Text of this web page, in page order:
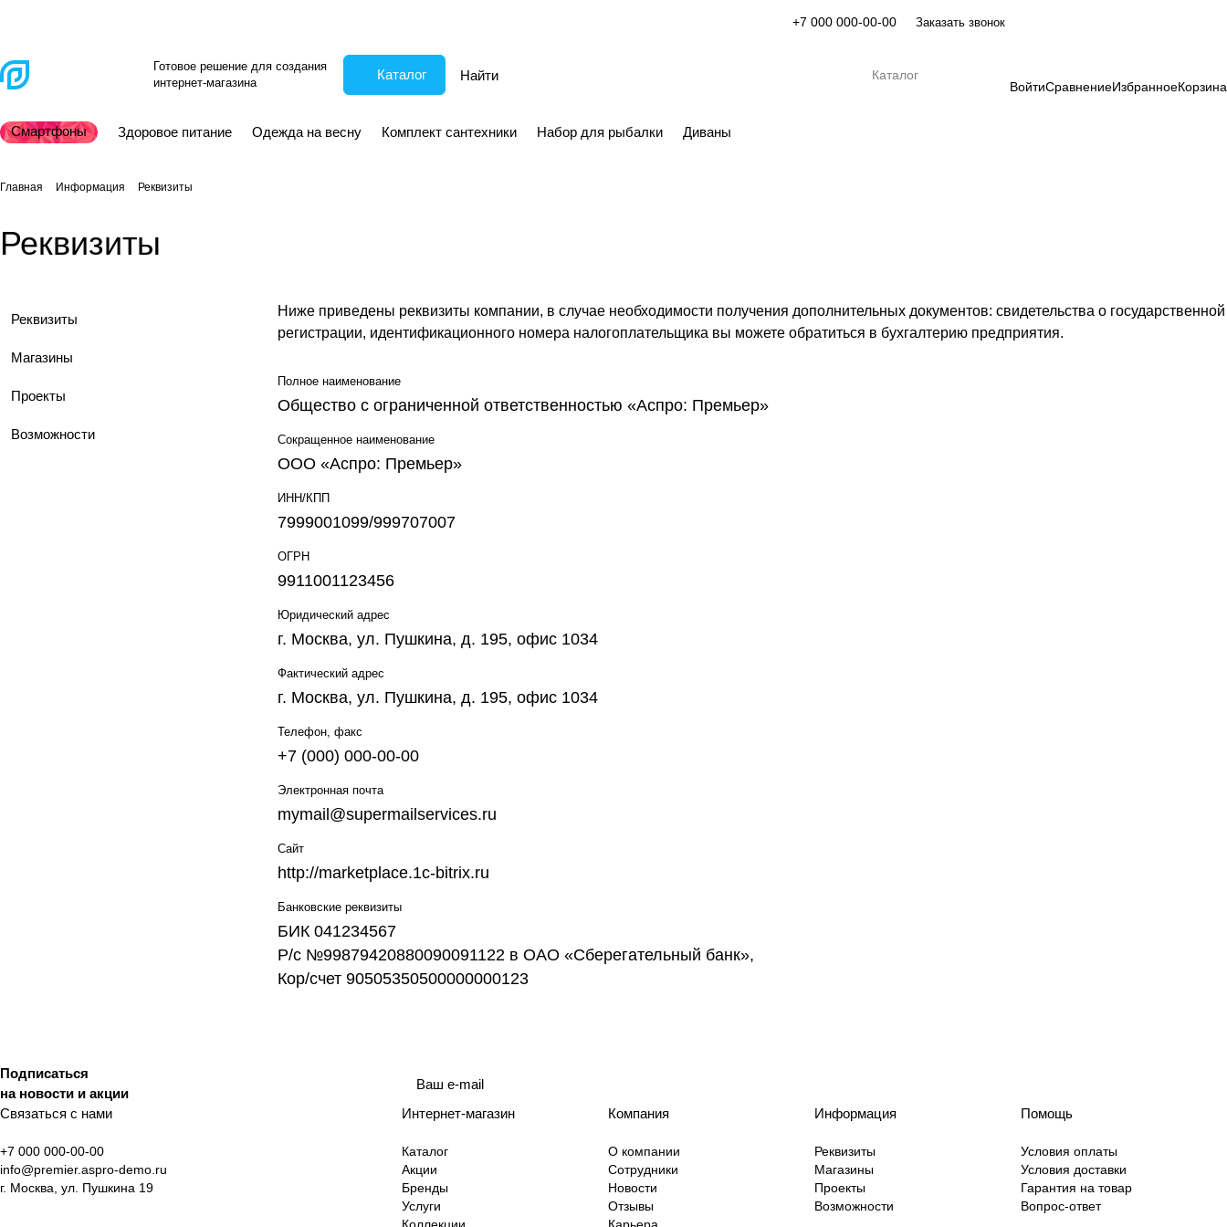
+7 000 000-00-00 Заказать звонок
Готовое решение для создания
интернет-магазина
Каталог
Каталог
ВойтиСравнениеИзбранноеКорзина
Смартфоны Здоровое питание Одежда на весну Комплект сантехники Набор для рыбалки Диваны
Главная Информация Реквизиты
Реквизиты
Ниже приведены реквизиты компании, в случае необходимости получения дополнительных документов: свидетельства о государственной
регистрации, идентификационного номера налогоплательщика вы можете обратиться в бухгалтерию предприятия.
Полное наименование
Общество с ограниченной ответственностью «Аспро: Премьер»
Сокращенное наименование
ООО «Аспро: Премьер»
ИНН/КПП
7999001099/999707007
ОГРН
9911001123456
Юридический адрес
г. Москва, ул. Пушкина, д. 195, офис 1034
Фактический адрес
г. Москва, ул. Пушкина, д. 195, офис 1034
Телефон, факс
+7 (000) 000-00-00
Электронная почта
mymail@supermailservices.ru
Сайт
http://marketplace.1c-bitrix.ru
Банковские реквизиты
БИК 041234567
Р/с №99879420880090091122 в ОАО «Сберегательный банк»,
Кор/счет 90505350500000000123
Реквизиты
Магазины
Проекты
Возможности
Подписаться
на новости и акции
Связаться с нами
+7 000 000-00-00
info@premier.aspro-demo.ru
г. Москва, ул. Пушкина 19
Интернет-магазин
Каталог
Акции
Бренды
Услуги
Компания
О компании
Сотрудники
Новости
Отзывы
Информация
Реквизиты
Магазины
Проекты
Возможности
Помощь
Условия оплаты
Условия доставки
Гарантия на товар
Вопрос-ответ